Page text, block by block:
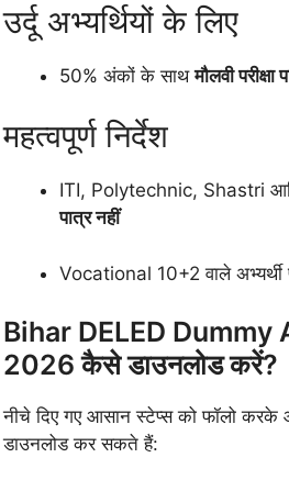
उर्दू अभ्यर्थियों के लिए
50% अंकों के साथमौलवी परीक्षा
महत्वपूर्ण निर्देश
ITI, Polytechnic, Shastri आदि
पात्र नहीं
Vocational 10+2 वाले अभ्यर्थी
Bihar DELED Dummy
2026 कैसे डाउनलोड करें?
नीचे दिए गए आसान स्टेप्स को फॉलो
डाउनलोड कर सकते हैं: